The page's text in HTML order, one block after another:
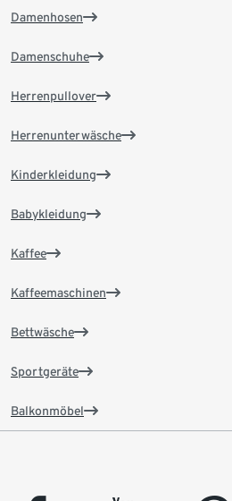
Damenhosen
Damenschuhe
Herrenpullover
Herrenunterwäsche
Kinderkleidung
Babykleidung
Kaffee
Kaffeemaschinen
Bettwäsche
Sportgeräte
Balkonmöbel